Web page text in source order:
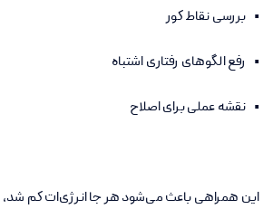
• بررسی نقاط کور
• رفع الگوهای رفتاری اشتباه
• نقشه عملی برای اصلاح
این همراهی باعث می‌شود هر جا انرژی‌ات کم شد،